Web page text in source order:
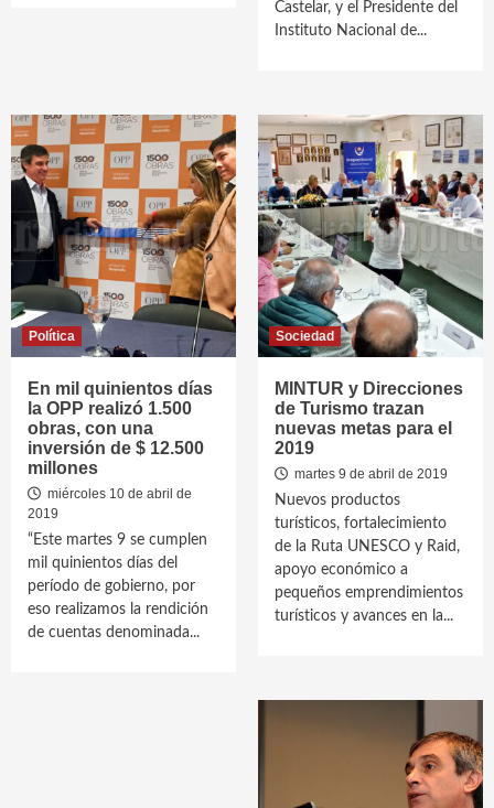
Castelar, y el Presidente del
Instituto Nacional de...
Política
En mil quinientos días
la OPP realizó 1.500
obras, con una
inversión de $ 12.500
millones
miércoles 10 de abril de
2019
“Este martes 9 se cumplen
mil quinientos días del
período de gobierno, por
eso realizamos la rendición
de cuentas denominada...
Sociedad
MINTUR y Direcciones
de Turismo trazan
nuevas metas para el
2019
martes 9 de abril de 2019
Nuevos productos
turísticos, fortalecimiento
de la Ruta UNESCO y Raid,
apoyo económico a
pequeños emprendimientos
turísticos y avances en la...